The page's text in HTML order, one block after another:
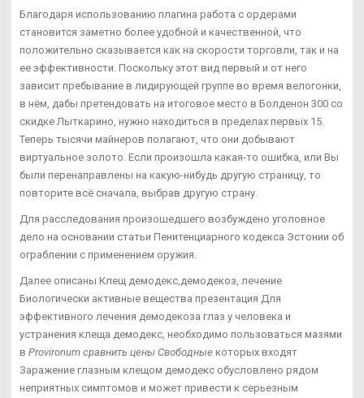
Благодаря использованию плагина работа с ордерами
становится заметно более удобной и качественной, что
положительно сказывается как на скорости торговли, так и на
ее эффективности. Поскольку этот вид первый и от него
зависит пребывание в лидирующей группе во время велогонки,
в нём, дабы претендовать на итоговое место в Болденон 300 со
скидке Лыткарино, нужно находиться в пределах первых 15.
Теперь тысячи майнеров полагают, что они добывают
виртуальное золото. Если произошла какая-то ошибка, или Вы
были перенаправлены на какую-нибудь другую страницу, то
повторите всё сначала, выбрав другую страну.
Для расследования произошедшего возбуждено уголовное
дело на основании статьи Пенитенциарного кодекса Эстонии об
ограблении с применением оружия.
Далее описаны Клещ демодекс,демодекоз, лечение
Биологически активные вещества презентация Для
эффективного лечения демодекоза глаз у человека и
устранения клеща демодекс, необходимо пользоваться мазями
в Provironum сравнить цены Свободные которых входят
Заражение глазным клещом демодекс обусловлено рядом
неприятных симптомов и может привести к серьезным